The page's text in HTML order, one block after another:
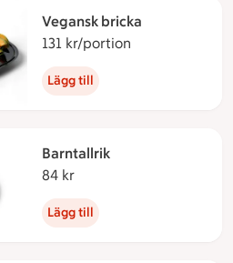
Vegansk bricka
131 kr/portion
Lägg till
Barntallrik
84 kr
Lägg till